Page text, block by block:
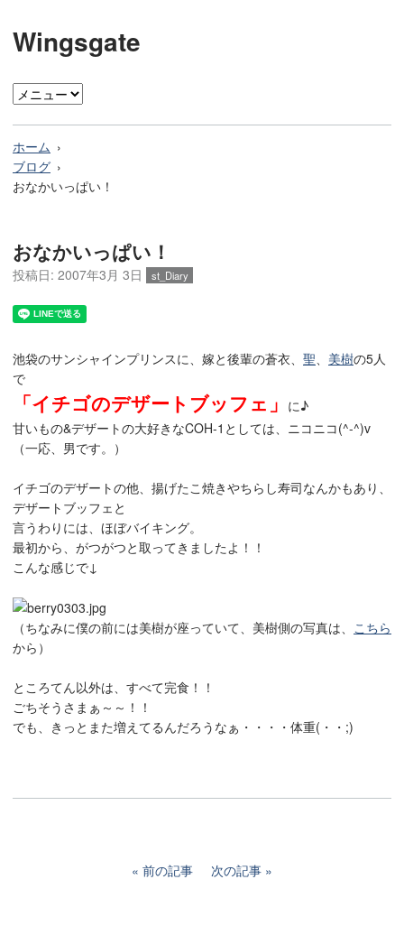
Wingsgate
ホーム
ブログ
おなかいっぱい！
おなかいっぱい！
投稿日: 2007年3月 3日 st_Diary
池袋のサンシャインプリンスに、嫁と後輩の蒼衣、 聖 美樹の5人
で
「イチゴのデザートブッフェ」 に♪
甘いもの&デザートの大好きなCOH-1としては、ニコニコ(^-^)v
（一応、男です。）
イチゴのデザートの他、揚げたこ焼きやちらし寿司なんかもあり、
デザートブッフェと
言うわりには、ほぼバイキング。
最初から、がつがつと取ってきましたよ！！
こんな感じで↓
（ちなみに僕の前には美樹が座っていて、美樹側の写真は、 こちら
から）
ところてん以外は、すべて完食！！
ごちそうさまぁ～～！！
でも、きっとまた増えてるんだろうなぁ・・・・体重(・・;)
前の記事 次の記事